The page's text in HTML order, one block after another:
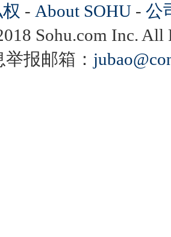
- About SOHU - 公
Sohu.com Inc.
报邮箱：